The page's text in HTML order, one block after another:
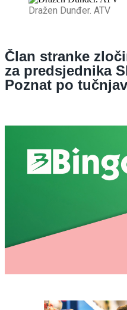
Dražen Dunđer. ATV
Član stranke
za predsjednika
Poznat po